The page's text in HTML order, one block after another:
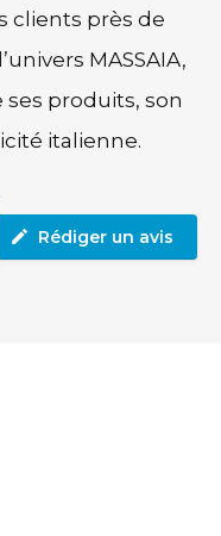
clients près de
MASSAIA,
produits, son
italienne.
Rédiger un avis